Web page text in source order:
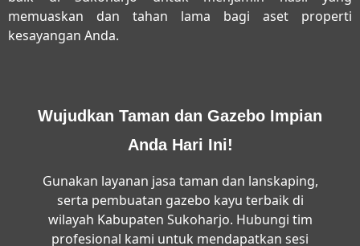
memuaskan dan tahan lama bagi aset properti
kesayangan Anda.
Wujudkan Taman dan Gazebo Impian
Anda Hari Ini!
Gunakan layanan jasa taman dan lanskaping,
serta pembuatan gazebo kayu terbaik di
wilayah Kabupaten Sukoharjo. Hubungi tim
profesional kami untuk mendapatkan sesi